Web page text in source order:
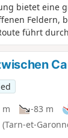
bietet eine
Feldern,
führt
der
m -83 m
et-